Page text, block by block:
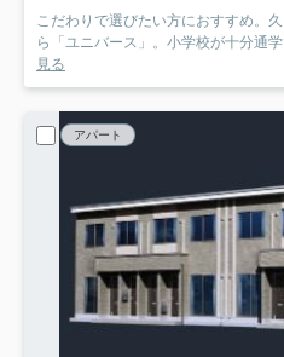
こだわりで選びたい方におすすめ。
ら「ユニバース」。小学校が十分通
見る
アパート